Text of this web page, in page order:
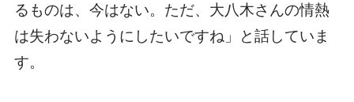
るものは、今はない。ただ、大八木さんの情熱
は失わないようにしたいですね」と話していま
す。